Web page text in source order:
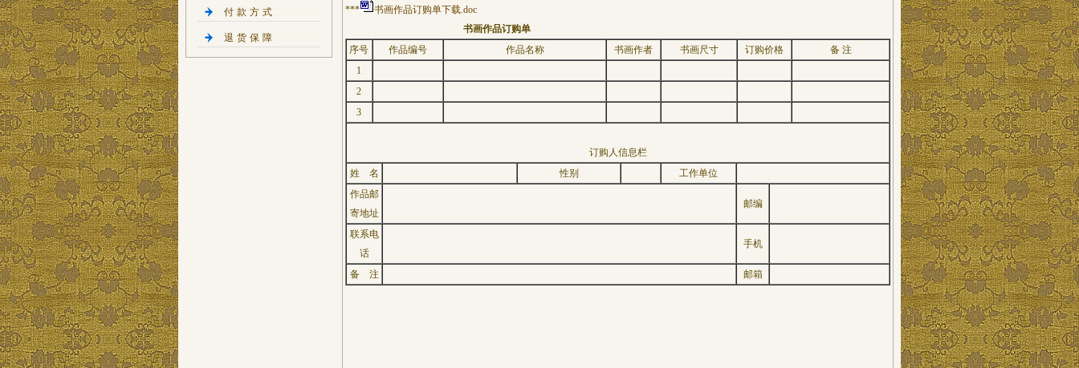
付款方式
退货保障
***
书画作品订购单下载.doc
书画作品订购单
序号
作品编号 作品名称 书画作者 书画尺寸 订购价格
备 注
1
2
3
订购人信息栏
姓 名
性别
工作单位
作品邮
寄地址
邮编
联系电
话
手机
备 注 邮箱